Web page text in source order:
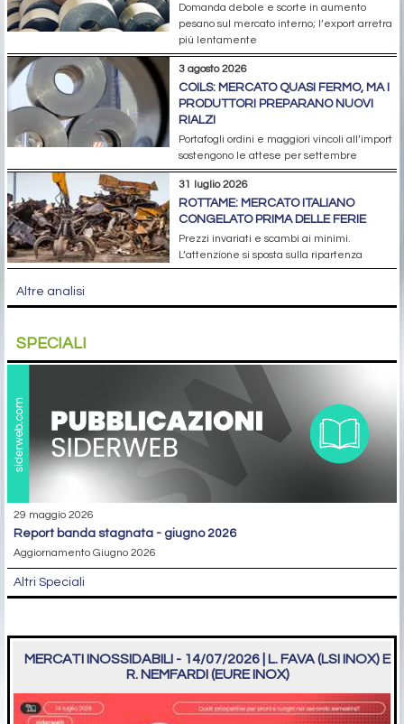
Domanda debole e scorte in aumento
pesano sul mercato interno; l’export arretra
più lentamente
3 agosto 2026
COILS: MERCATO QUASI FERMO, MA I
PRODUTTORI PREPARANO NUOVI
RIALZI
Portafogli ordini e maggiori vincoli all’import
sostengono le attese per settembre
31 luglio 2026
ROTTAME: MERCATO ITALIANO
CONGELATO PRIMA DELLE FERIE
Prezzi invariati e scambi ai minimi.
L’attenzione si sposta sulla ripartenza
Altre analisi
SPECIALI
29 maggio 2026
report banda stagnata - giugno 2026
Aggiornamento Giugno 2026
Altri Speciali
MERCATI INOSSIDABILI - 14/07/2026 | L. FAVA (LSI INOX) E
R. NEMFARDI (EURE INOX)